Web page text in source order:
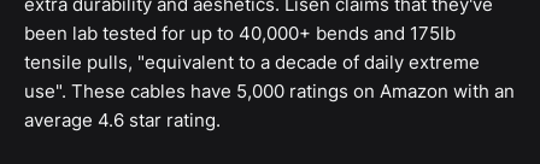
been lab tested for up to 40,000+ bends and 175lb
tensile pulls, "equivalent to a decade of daily extreme
use". These cables have 5,000 ratings on Amazon with an
average 4.6 star rating.